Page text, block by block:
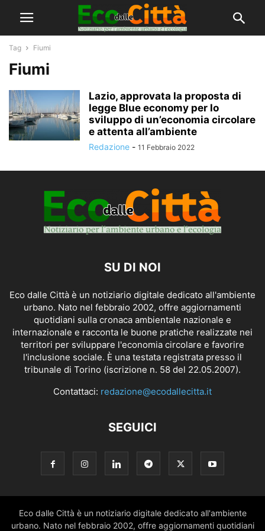
Tag Fiumi
Fiumi
Lazio, approvata la proposta di
legge Blue economy per lo
sviluppo di un’economia circolare
e attenta all’ambiente
Redazione - 11 Febbraio 2022
SU DI NOI
Eco dalle Città è un notiziario digitale dedicato all'ambiente
urbano. Nato nel febbraio 2002, offre aggiornamenti
quotidiani sulla cronaca ambientale nazionale e
internazionale e racconta le buone pratiche realizzate nei
territori per sviluppare l'economia circolare e favorire
l'inclusione sociale. È una testata registrata presso il
tribunale di Torino (iscrizione n. 58 del 22.05.2007).
Contattaci: redazione@ecodallecitta.it
SEGUICI
Eco dalle Città è un notiziario digitale dedicato all'ambiente
urbano. Nato nel febbraio 2002, offre aggiornamenti quotidiani